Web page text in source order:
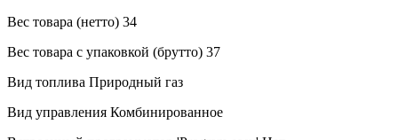
Вес товара (нетто) 34
Вес товара с упаковкой (брутто) 37
Вид топлива Природный газ
Вид управления Комбинированное